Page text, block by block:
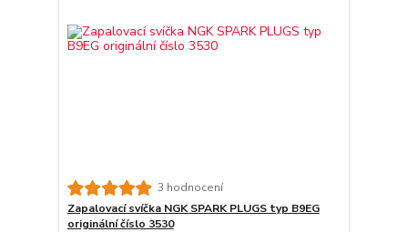
3 hodnocení
Zapalovací svíčka NGK SPARK PLUGS typ B9EG
originální číslo 3530